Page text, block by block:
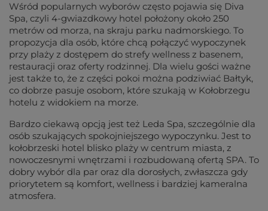
Wśród popularnych wyborów często pojawia się Diva
Spa, czyli 4-gwiazdkowy hotel położony około 250
metrów od morza, na skraju parku nadmorskiego. To
propozycja dla osób, które chcą połączyć wypoczynek
przy plaży z dostępem do strefy wellness z basenem,
restauracji oraz oferty rodzinnej. Dla wielu gości ważne
jest także to, że z części pokoi można podziwiać Bałtyk,
co dobrze pasuje osobom, które szukają w Kołobrzegu
hotelu z widokiem na morze.
Bardzo ciekawą opcją jest też Leda Spa, szczególnie dla
osób szukających spokojniejszego wypoczynku. Jest to
kołobrzeski hotel blisko plaży w centrum miasta, z
nowoczesnymi wnętrzami i rozbudowaną ofertą SPA. To
dobry wybór dla par oraz dla dorosłych, zwłaszcza gdy
priorytetem są komfort, wellness i bardziej kameralna
atmosfera.